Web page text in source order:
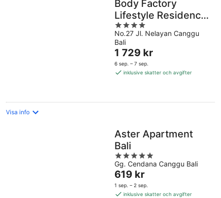
Body Factory
Lifestyle Residence
Canggu
4
out
of
5
No.27 Jl. Nelayan Canggu
Bali
Priset
är
1 729 kr
1 729 kr
6 sep. – 7 sep.
inklusive skatter och avgifter
Visa info
Aster Apartment
Bali
5
out
of
5
Gg. Cendana Canggu Bali
Priset
är
619 kr
619 kr
1 sep. – 2 sep.
inklusive skatter och avgifter